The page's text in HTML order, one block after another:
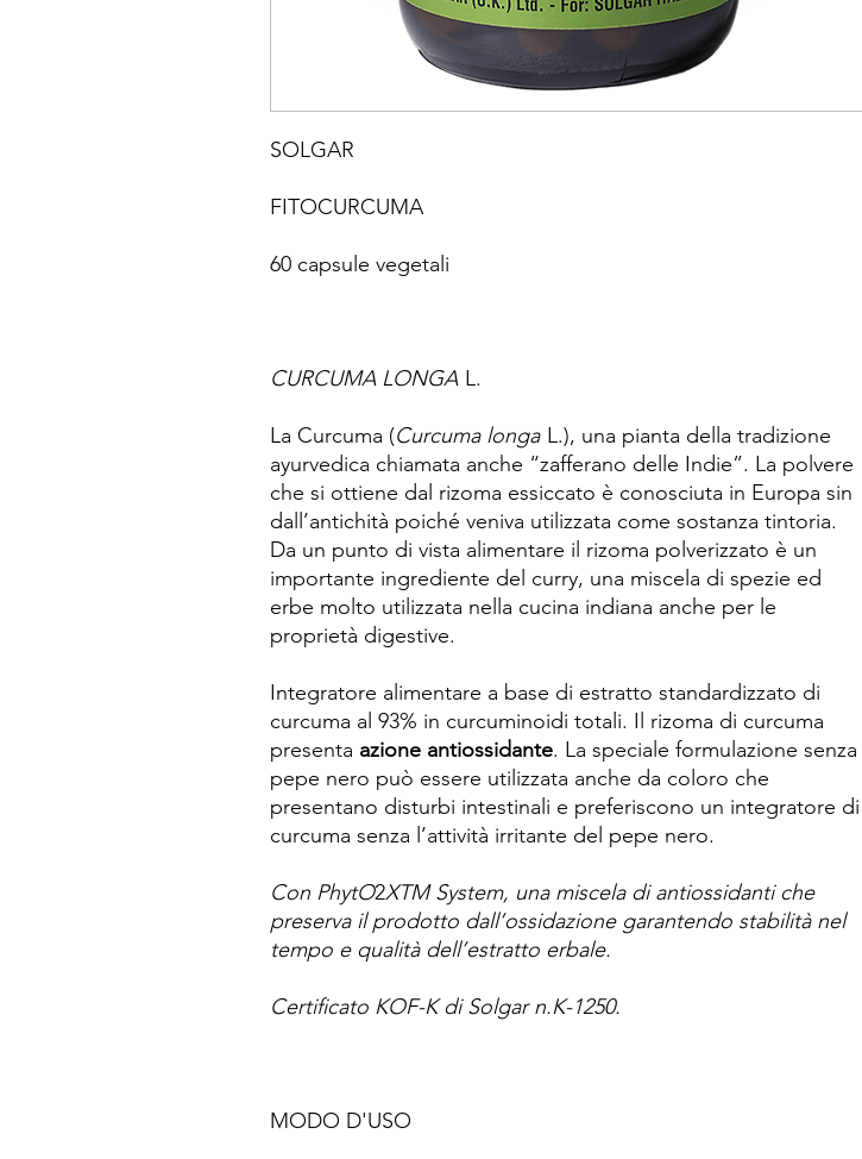
SOLGAR
FITOCURCUMA
60 capsule vegetali
CURCUMA LONGA L.
La Curcuma (Curcuma longa L.), una pianta della tradizione
ayurvedica chiamata anche “zafferano delle Indie”. La polvere
che si ottiene dal rizoma essiccato è conosciuta in Europa sin
dall’antichità poiché veniva utilizzata come sostanza tintoria.
Da un punto di vista alimentare il rizoma polverizzato è un
importante ingrediente del curry, una miscela di spezie ed
erbe molto utilizzata nella cucina indiana anche per le
proprietà digestive.
Integratore alimentare a base di estratto standardizzato di
curcuma al 93% in curcuminoidi totali. Il rizoma di curcuma
presenta azione antiossidante. La speciale formulazione senza
pepe nero può essere utilizzata anche da coloro che
presentano disturbi intestinali e preferiscono un integratore di
curcuma senza l’attività irritante del pepe nero.
Con PhytO2XTM System, una miscela di antiossidanti che
preserva il prodotto dall’ossidazione garantendo stabilità nel
tempo e qualità dell’estratto erbale.
Certificato KOF-K di Solgar n.K-1250.
MODO D'USO